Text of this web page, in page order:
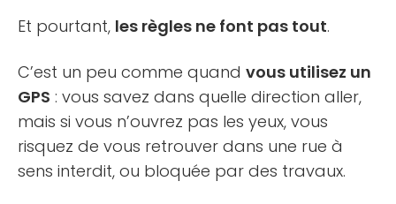
Et pourtant, les règles ne font pas tout.
C’est un peu comme quand vous utilisez un
GPS : vous savez dans quelle direction aller,
mais si vous n’ouvrez pas les yeux, vous
risquez de vous retrouver dans une rue à
sens interdit, ou bloquée par des travaux.